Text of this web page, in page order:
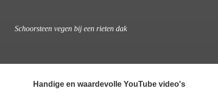
Schoorsteen vegen bij een rieten dak
Handige en waardevolle YouTube video's